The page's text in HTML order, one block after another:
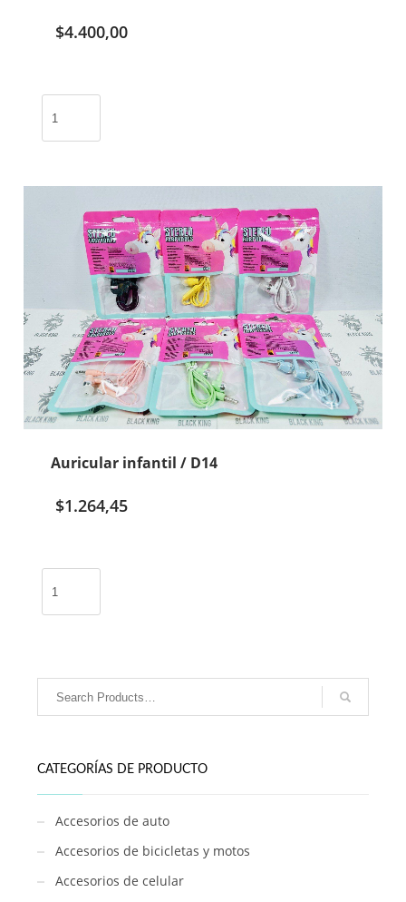
$4.400,00
bluetooth
I12
Auricular infantil / D14
$1.264,45
infantil
CATEGORÍAS DE PRODUCTO
Accesorios de auto
Accesorios de bicicletas y motos
Accesorios de celular